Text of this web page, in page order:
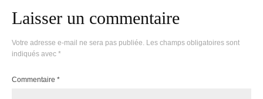
Laisser un commentaire
Votre adresse e-mail ne sera pas publiée. Les champs obligatoires sont
indiqués avec *
Commentaire *